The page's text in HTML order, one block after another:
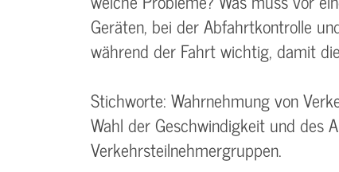
Geräten, bei der Abfahrtkontrolle
während der Fahrt wichtig, damit
Stichworte: Wahrnehmung von
Wahl der Geschwindigkeit und des
Verkehrsteilnehmergruppen.